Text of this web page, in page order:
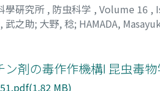
學硏究所 , 防虫科学 , Volume 16 ,
武之助; 大野, 稔; HAMADA,
ン剤の毒作作機構I 昆虫毒
MB)